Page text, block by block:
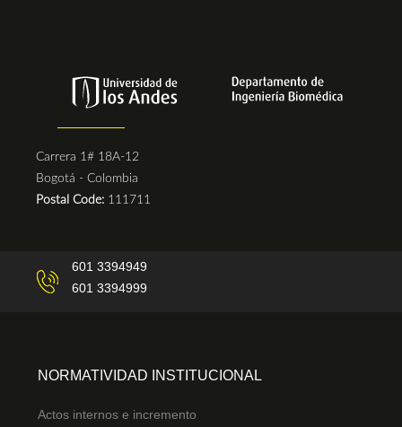
Carrera 1# 18A-12
Bogotá - Colombia
Postal Code: 111711
601 3394949
601 3394999
NORMATIVIDAD INSTITUCIONAL
Actos internos e incremento